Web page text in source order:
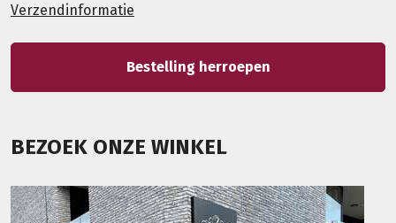
Verzendinformatie
Bestelling herroepen
BEZOEK ONZE WINKEL